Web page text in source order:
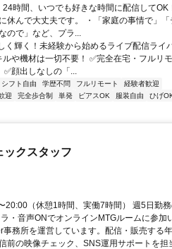
時間、いつでも好きな時間に配信してOK
休んで大丈夫です。 ・「家庭の事情で」「
ので」など、プラ...
く輝く！未経験から始めるライブ配信ライ
や機材は一切不要！ ✅完全在宅・フルリ
✅顔出しなしの「...
シフト自由 学歴不問 フルリモート
経験者歓迎
迎 完全歩合制 単発 ピアスOK 服装自由
ひげ
ックスタッフ
20:00（休憩1時間、実働7時間） 週5日勤
・音声ONでオンラインMTGルームに参加
務所を運営しています。配信・販売する
前の映像チェック、SNS運用サポートを担